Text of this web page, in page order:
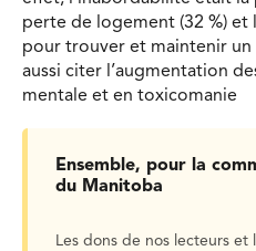
perte de logement (32 %) et
pour trouver et maintenir un
aussi citer l’augmentation
mentale et en toxicomanie
Ensemble, pour la
du Manitoba
Les dons de nos lecteurs et